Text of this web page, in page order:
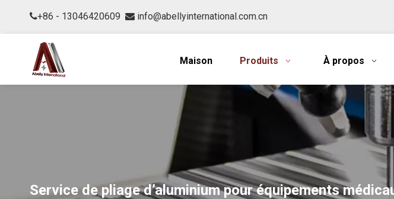
+86 - 13046420609  info@abellyinternational.com.cn
Maison Produits À propos
Service de pliage d’aluminium pour équipements